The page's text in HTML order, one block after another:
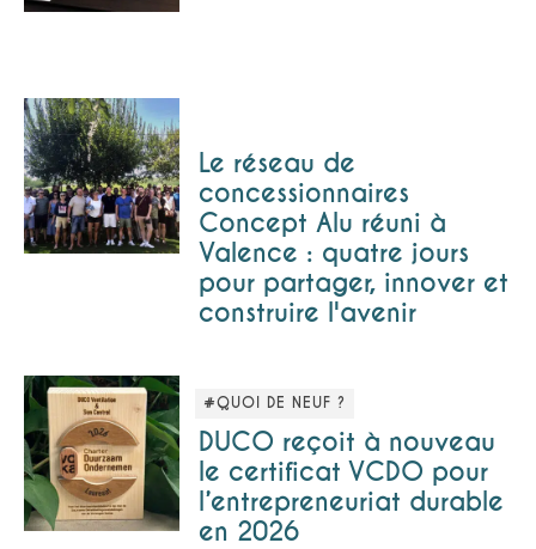
Le réseau de
concessionnaires
Concept Alu réuni à
Valence : quatre jours
pour partager, innover et
construire l'avenir
#QUOI DE NEUF ?
DUCO reçoit à nouveau
le certificat VCDO pour
l’entrepreneuriat durable
en 2026